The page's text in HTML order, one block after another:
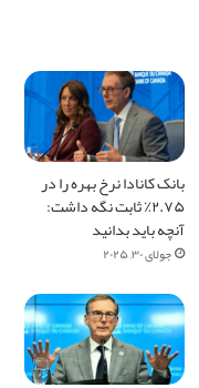
بانک کانادا نرخ بهره را در
۲.۷۵٪ ثابت نگه داشت:
آنچه باید بدانید
جولای ۳۰, ۲۰۲۵